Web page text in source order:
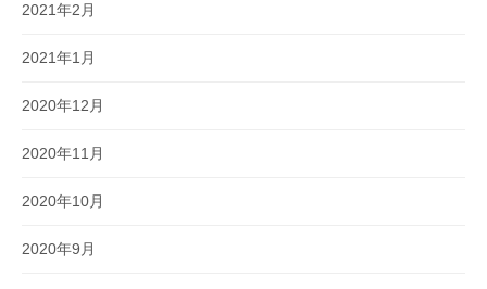
2021年2月
2021年1月
2020年12月
2020年11月
2020年10月
2020年9月